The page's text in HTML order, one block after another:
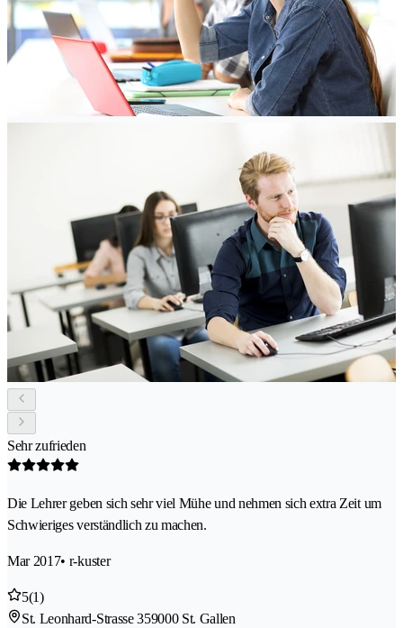
Sehr zufrieden
Die Lehrer geben sich sehr viel Mühe und nehmen sich extra Zeit um
Schwieriges verständlich zu machen.
Mar 2017• r-kuster
5(1)
St. Leonhard-Strasse 359000 St. Gallen